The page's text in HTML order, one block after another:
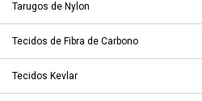
Tarugos de Nylon
Tecidos de Fibra de Carbono
Tecidos Kevlar